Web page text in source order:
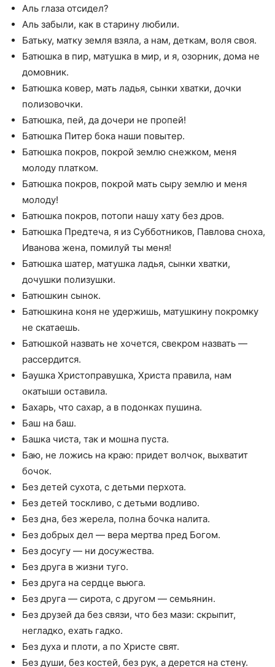
Аль глаза отсидел?
Аль забыли, как в старину любили.
Батьку, матку земля взяла, а нам, деткам, воля своя.
Батюшка в пир, матушка в мир, и я, озорник, дома не
домовник.
Батюшка ковер, мать ладья, сынки хватки, дочки
полизовочки.
Батюшка, пей, да дочери не пропей!
Батюшка Питер бока наши повытер.
Батюшка покров, покрой землю снежком, меня
молоду платком.
Батюшка покров, покрой мать сыру землю и меня
молоду!
Батюшка покров, потопи нашу хату без дров.
Батюшка Предтеча, я из Субботников, Павлова сноха,
Иванова жена, помилуй ты меня!
Батюшка шатер, матушка ладья, сынки хватки,
дочушки полизушки.
Батюшкин сынок.
Батюшкина коня не удержишь, матушкину покромку
не скатаешь.
Батюшкой назвать не хочется, свекром назвать —
рассердится.
Баушка Христоправушка, Христа правила, нам
окатыши оставила.
Бахарь, что сахар, а в подонках пушина.
Баш на баш.
Башка чиста, так и мошна пуста.
Баю, не ложись на краю: придет волчок, выхватит
бочок.
Без детей сухота, с детьми перхота.
Без детей тоскливо, с детьми водливо.
Без дна, без жерела, полна бочка налита.
Без добрых дел — вера мертва пред Богом.
Без досугу — ни досужества.
Без друга в жизни туго.
Без друга на сердце вьюга.
Без друга — сирота, с другом — семьянин.
Без друзей да без связи, что без мази: скрыпит,
негладко, ехать гадко.
Без духа и плоти, а по Христе свят.
Без души, без костей, без рук, а дерется на стену.